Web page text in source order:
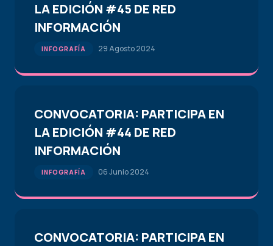
LA EDICIÓN #45 DE RED
INFORMACIÓN
INFOGRAFÍA 29 Agosto 2024
CONVOCATORIA: PARTICIPA EN
LA EDICIÓN #44 DE RED
INFORMACIÓN
INFOGRAFÍA 06 Junio 2024
CONVOCATORIA: PARTICIPA EN